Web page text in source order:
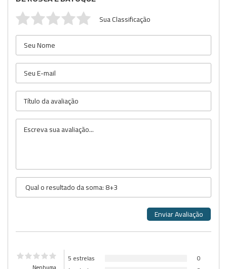
Sua Classificação
5 estrelas
0